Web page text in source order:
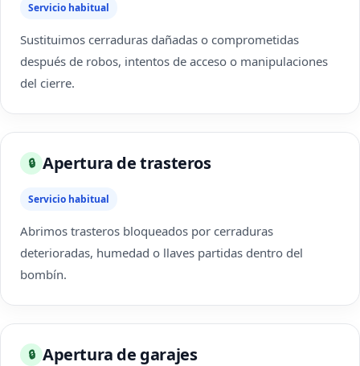
Servicio habitual
Sustituimos cerraduras dañadas o comprometidas
después de robos, intentos de acceso o manipulaciones
del cierre.
🔒 Apertura de trasteros
Servicio habitual
Abrimos trasteros bloqueados por cerraduras
deterioradas, humedad o llaves partidas dentro del
bombín.
🔒 Apertura de garajes